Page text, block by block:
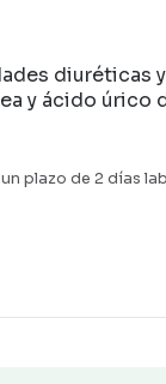
diuréticas
y ácido úrico
plazo de 2 días